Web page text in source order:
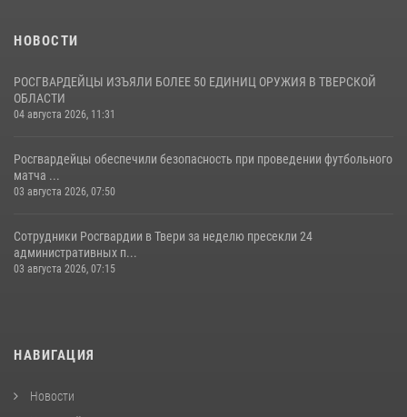
НОВОСТИ
РОСГВАРДЕЙЦЫ ИЗЪЯЛИ БОЛЕЕ 50 ЕДИНИЦ ОРУЖИЯ В ТВЕРСКОЙ
ОБЛАСТИ
04 августа 2026, 11:31
Росгвардейцы обеспечили безопасность при проведении футбольного
матча ...
03 августа 2026, 07:50
Сотрудники Росгвардии в Твери за неделю пресекли 24
административных п...
03 августа 2026, 07:15
НАВИГАЦИЯ
Новости